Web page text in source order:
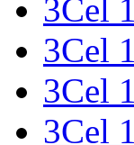
3Cel
3Cel
3Cel
3Cel